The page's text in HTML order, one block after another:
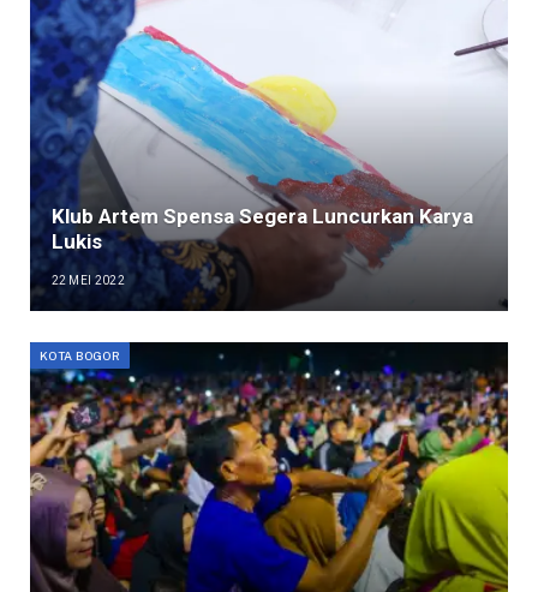
Klub Artem Spensa Segera Luncurkan Karya
Lukis
22 MEI 2022
KOTA BOGOR